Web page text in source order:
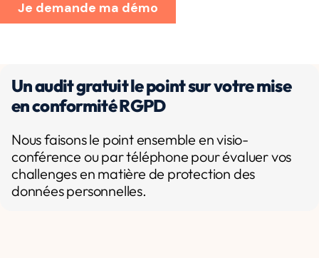
Un audit gratuit le point sur votre mise
en conformité RGPD
Nous faisons le point ensemble en visio-
conférence ou par téléphone pour évaluer vos
challenges en matière de protection des
données personnelles.